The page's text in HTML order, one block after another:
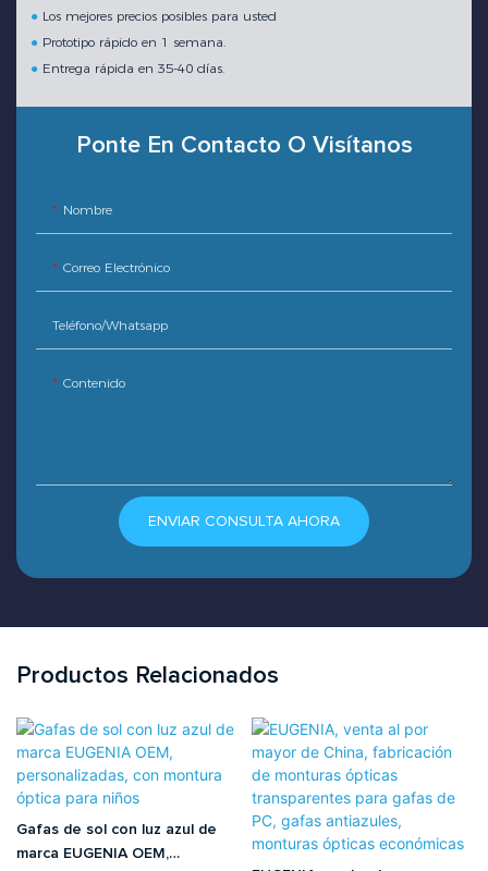
● Los mejores precios posibles para usted
● Prototipo rápido en 1 semana.
● Entrega rápida en 35-40 días.
Ponte En Contacto O Visítanos
Nombre
Correo Electrónico
Teléfono/whatsapp
Contenido
ENVIAR CONSULTA AHORA
Productos Relacionados
Gafas de sol con luz azul de
marca EUGENIA OEM,